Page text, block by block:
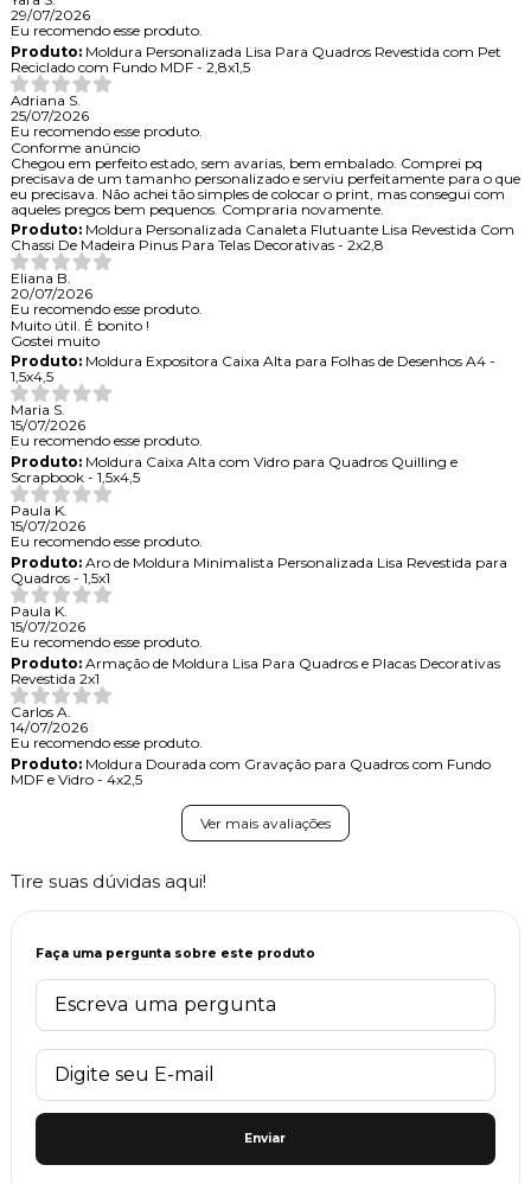
29/07/2026
Eu recomendo esse produto.
Produto:Moldura Personalizada Lisa Para Quadros Revestida com Pet
Reciclado com Fundo MDF - 2,8x1,5
Adriana S.
25/07/2026
Eu recomendo esse produto.
Conforme anúncio
Chegou em perfeito estado, sem avarias, bem embalado. Comprei pq
precisava de um tamanho personalizado e serviu perfeitamente para o que
eu precisava. Não achei tão simples de colocar o print, mas consegui com
aqueles pregos bem pequenos. Compraria novamente.
Produto:Moldura Personalizada Canaleta Flutuante Lisa Revestida Com
Chassi De Madeira Pinus Para Telas Decorativas - 2x2,8
Eliana B.
20/07/2026
Eu recomendo esse produto.
Muito útil. É bonito !
Gostei muito
Produto:Moldura Expositora Caixa Alta para Folhas de Desenhos A4 -
1,5x4,5
Maria S.
15/07/2026
Eu recomendo esse produto.
Produto:Moldura Caixa Alta com Vidro para Quadros Quilling e
Scrapbook - 1,5x4,5
Paula K.
15/07/2026
Eu recomendo esse produto.
Produto:Aro de Moldura Minimalista Personalizada Lisa Revestida para
Quadros - 1,5x1
Paula K.
15/07/2026
Eu recomendo esse produto.
Produto:Armação de Moldura Lisa Para Quadros e Placas Decorativas
Revestida 2x1
Carlos A.
14/07/2026
Eu recomendo esse produto.
Produto:Moldura Dourada com Gravação para Quadros com Fundo
MDF e Vidro - 4x2,5
Ver mais avaliações
Tire suas dúvidas aqui!
Faça uma pergunta sobre este produto
Enviar